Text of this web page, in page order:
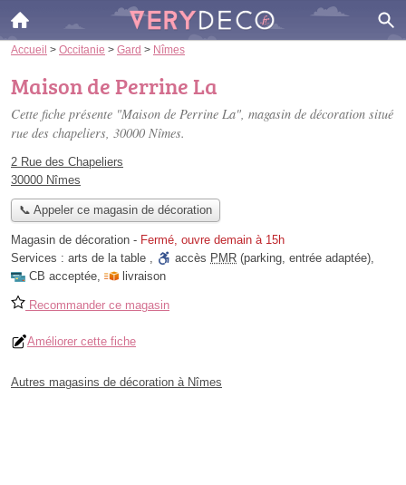
Accueil > Occitanie > Gard > Nîmes
Maison de Perrine La
Cette fiche présente "Maison de Perrine La", magasin de décoration situé
rue des chapeliers, 30000 Nîmes.
2 Rue des Chapeliers
30000 Nîmes
📞 Appeler ce magasin de décoration
Magasin de décoration - Fermé, ouvre demain à 15h
Services : arts de la table , accès PMR (parking, entrée adaptée),
CB acceptée, livraison
Recommander ce magasin
Améliorer cette fiche
Autres magasins de décoration à Nîmes